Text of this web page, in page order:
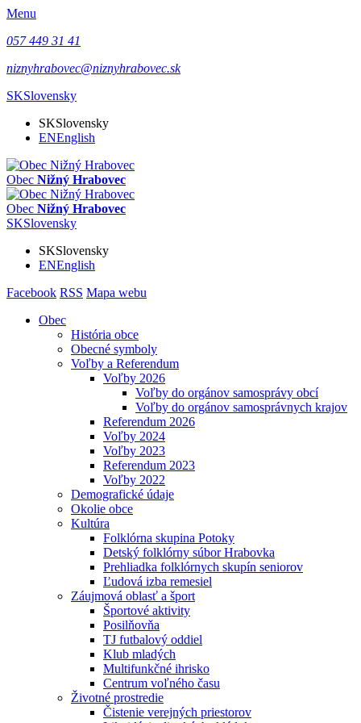
Menu
057 449 31 41
niznyhrabovec@niznyhrabovec.sk
SKSlovensky
SKSlovensky
ENEnglish
Obec Nižný Hrabovec
Obec Nižný Hrabovec
SKSlovensky
SKSlovensky
ENEnglish
Facebook RSS Mapa webu
Obec
História obce
Obecné symboly
Voľby a Referendum
Voľby 2026
Voľby do orgánov samosprávy obcí
Voľby do orgánov samosprávnych krajov
Referendum 2026
Voľby 2024
Voľby 2023
Referendum 2023
Voľby 2022
Demografické údaje
Okolie obce
Kultúra
Folklórna skupina Potoky
Detský folklórny súbor Hrabovka
Prehliadka folklórnych skupín seniorov
Ľudová izba remesiel
Záujmová oblasť a šport
Športové aktivity
Posilňovňa
TJ futbalový oddiel
Klub mladých
Multifunkčné ihrisko
Centrum voľného času
Životné prostredie
Čistenie verejných priestorov